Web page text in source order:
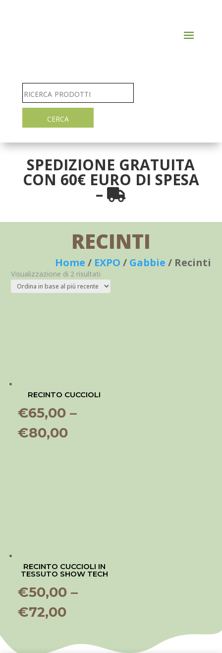
SPEDIZIONE GRATUITA
CON 60€ EURO DI SPESA
–
RECINTI
Home / EXPO / Gabbie / Recinti
Visualizzazione di 2 risultati
RECINTO CUCCIOLI
€65,00 –
€80,00
RECINTO CUCCIOLI IN
TESSUTO SHOW TECH
€50,00 –
€72,00